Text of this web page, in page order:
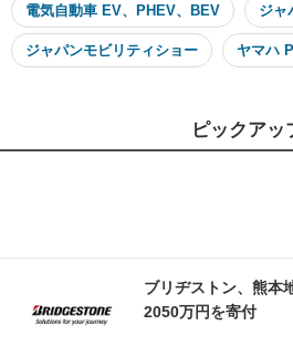
電気自動車 EV、PHEV、BEV ジャ
ジャパンモビリティショー ヤマハ
ピックアッ
ブリヂストン、熊本
2050万円を寄付